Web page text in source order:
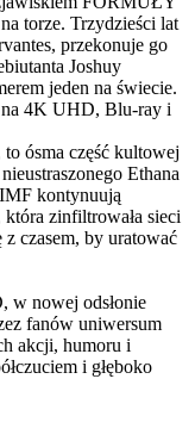
torze. Trzydzieści lat
przekonuje go
Joshuy
jeden na świecie.
4K UHD, Blu-ray i
ósma część kultowej
Ethana
kontynuują
zinfiltrowała sieci
czasem, by uratować
w nowej odsłonie
fanów uniwersum
akcji, humoru i
i głęboko